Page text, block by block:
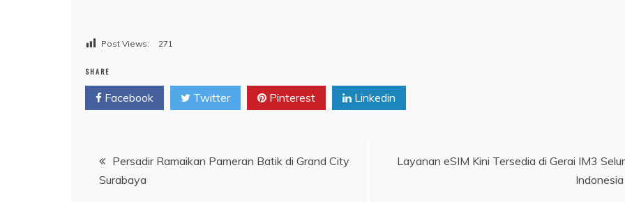
Post Views: 271
SHARE
Facebook Twitter Pinterest Linkedin
Navigasi
pos
Persadir Ramaikan Pameran Batik di Grand City
Surabaya
Layanan eSIM Kini Tersedia di Gerai IM3
Indonesia